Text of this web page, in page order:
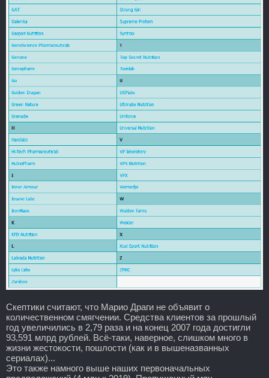
Скептики считают, что Марио Драги не объявит о
количественном смягчении. Средства клиентов за прошлый
год увеличились в 2,79 раза и на конец 2007 года достигли
93,591 млрд рублей. Всё-таки, наверное, слишком много в
жизни жестокости, пошлости (как и в вышеназванных
сериалах)...
Это также намного выше наших первоначальных